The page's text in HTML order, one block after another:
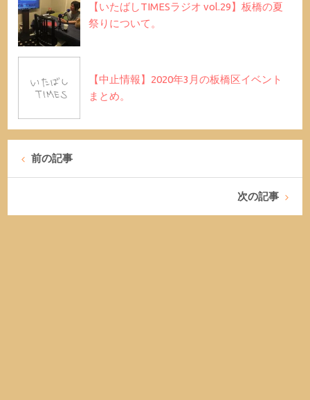
【いたばしTIMESラジオ vol.29】板橋の夏
祭りについて。
【中止情報】2020年3月の板橋区イベント
まとめ。
前の記事
次の記事